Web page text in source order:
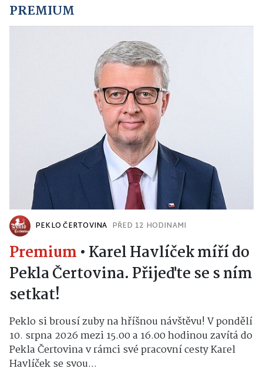
PREMIUM
PEKLO ČERTOVINA PŘED 12 HODINAMI
Premium • Karel Havlíček míří do
Pekla Čertovina. Přijeďte se s ním
setkat!
Peklo si brousí zuby na hříšnou návštěvu! V pondělí
10. srpna 2026 mezi 15.00 a 16.00 hodinou zavítá do
Pekla Čertovina v rámci své pracovní cesty Karel
Havlíček se svou...